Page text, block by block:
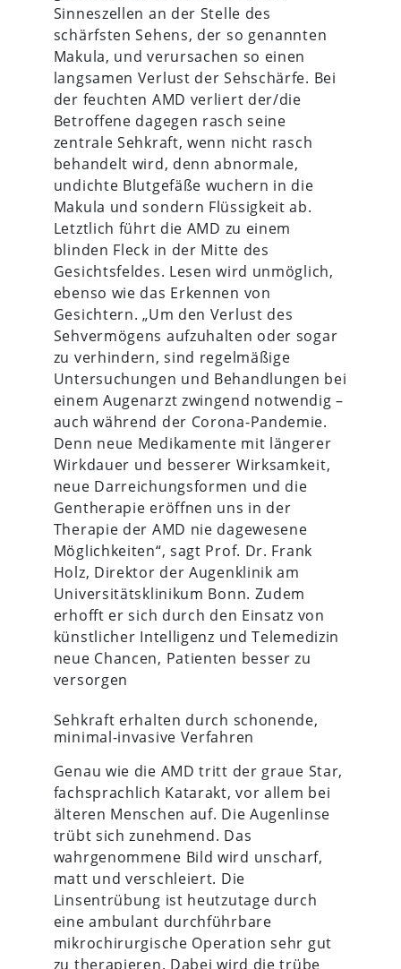
Sinneszellen an der Stelle des
schärfsten Sehens, der so genannten
Makula, und verursachen so einen
langsamen Verlust der Sehschärfe. Bei
der feuchten AMD verliert der/die
Betroffene dagegen rasch seine
zentrale Sehkraft, wenn nicht rasch
behandelt wird, denn abnormale,
undichte Blutgefäße wuchern in die
Makula und sondern Flüssigkeit ab.
Letztlich führt die AMD zu einem
blinden Fleck in der Mitte des
Gesichtsfeldes. Lesen wird unmöglich,
ebenso wie das Erkennen von
Gesichtern. „Um den Verlust des
Sehvermögens aufzuhalten oder sogar
zu verhindern, sind regelmäßige
Untersuchungen und Behandlungen bei
einem Augenarzt zwingend notwendig –
auch während der Corona-Pandemie.
Denn neue Medikamente mit längerer
Wirkdauer und besserer Wirksamkeit,
neue Darreichungsformen und die
Gentherapie eröffnen uns in der
Therapie der AMD nie dagewesene
Möglichkeiten“, sagt Prof. Dr. Frank
Holz, Direktor der Augenklinik am
Universitätsklinikum Bonn. Zudem
erhofft er sich durch den Einsatz von
künstlicher Intelligenz und Telemedizin
neue Chancen, Patienten besser zu
versorgen
Sehkraft erhalten durch schonende,
minimal-invasive Verfahren
Genau wie die AMD tritt der graue Star,
fachsprachlich Katarakt, vor allem bei
älteren Menschen auf. Die Augenlinse
trübt sich zunehmend. Das
wahrgenommene Bild wird unscharf,
matt und verschleiert. Die
Linsentrübung ist heutzutage durch
eine ambulant durchführbare
mikrochirurgische Operation sehr gut
zu therapieren. Dabei wird die trübe